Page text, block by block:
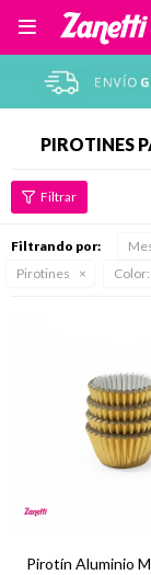

PIROTINES
Filtrando por:
Pirotines
Color:
Pirotín Aluminio